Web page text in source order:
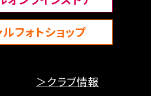
フォトショップ
＞クラブ情報